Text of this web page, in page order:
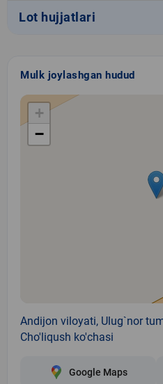
Lot hujjatlari
Mulk joylashgan hudud
+
−
Andijon viloyati, Ulug`nor
Cho'liqush ko'chasi
Google Maps